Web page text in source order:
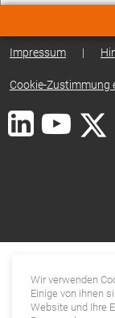
Impressum |
Cookie-Zustimmung
Wir verwenden
Einige von ihnen
Website und Ihre